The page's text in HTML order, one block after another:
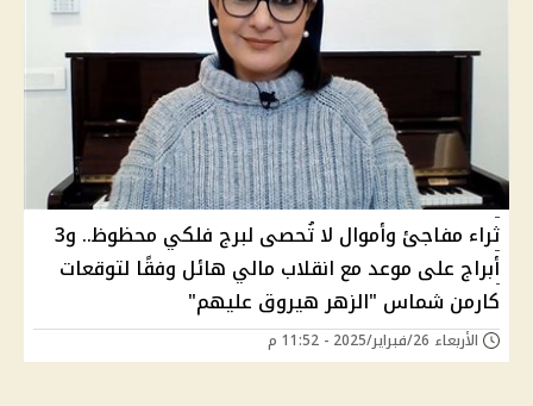
ثراء مفاجئ وأموال لا تُحصى لبرج فلكي محظوظ.. و3
أبراج على موعد مع انقلاب مالي هائل وفقًا لتوقعات
كارمن شماس "الزهر هيروق عليهم"
الأربعاء 26/فبراير/2025 - 11:52 م